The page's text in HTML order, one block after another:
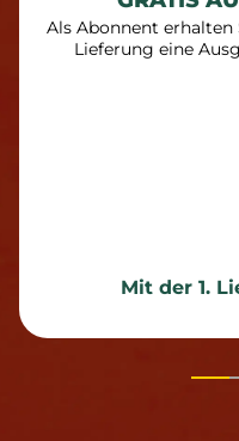
Als Abonnent
Lieferung eine
Mit der 1.